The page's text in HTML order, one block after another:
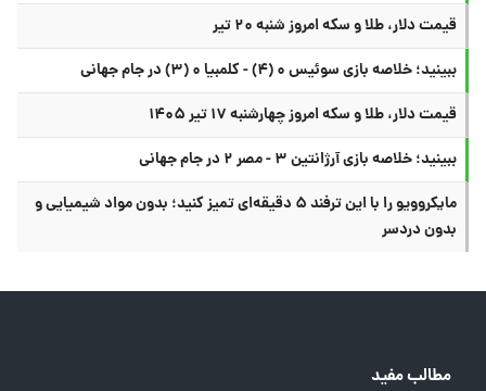
قیمت دلار، طلا و سکه امروز شنبه ۲۰ تیر
ببینید؛ خلاصه بازی سوئیس ۰ (۴) - کلمبیا ۰ (۳) در جام جهانی
قیمت دلار، طلا و سکه امروز چهارشنبه ۱۷ تیر ۱۴۰۵
ببینید؛ خلاصه بازی آرژانتین ۳ - مصر ۲ در جام جهانی
مایکروویو را با این ترفند ۵ دقیقه‌ای تمیز کنید؛ بدون مواد شیمیایی و
بدون دردسر
مطالب مفید